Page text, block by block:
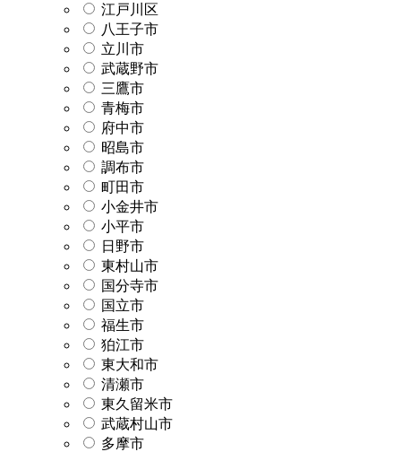
江戸川区
八王子市
立川市
武蔵野市
三鷹市
青梅市
府中市
昭島市
調布市
町田市
小金井市
小平市
日野市
東村山市
国分寺市
国立市
福生市
狛江市
東大和市
清瀬市
東久留米市
武蔵村山市
多摩市